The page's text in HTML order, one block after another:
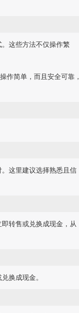
这些方法不仅操作繁
作简单，而且安全可靠，
这里建议选择熟悉且信
转售或兑换成现金，从
换成现金。